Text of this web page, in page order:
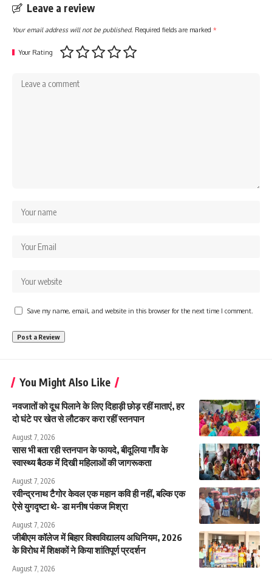
Leave a review
Your email address will not be published. Required fields are marked *
Your Rating
Save my name, email, and website in this browser for the next time I comment.
You Might Also Like
नवजातों को दूध पिलाने के लिए दिहाड़ी छोड़ रहीं माताएं, हर
दो घंटे पर खेत से लौटकर करा रहीं स्तनपान
August 7, 2026
सास भी बता रही स्तनपान के फायदे, बीदूलिया गाँव के
स्वास्थ्य बैठक में दिखी महिलाओं की जागरूकता
August 7, 2026
रवीन्द्रनाथ टैगोर केवल एक महान कवि ही नहीं, बल्कि एक
ऐसे युगदृष्टा थे- डा मनीष पंकज मिश्रा
August 7, 2026
जीबीएम कॉलेज में बिहार विश्वविद्यालय अधिनियम, 2026
के विरोध में शिक्षकों ने किया शांतिपूर्ण प्रदर्शन
August 7, 2026